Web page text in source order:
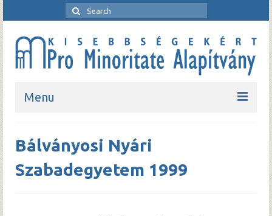
Menu
Bemutatkozó
Rendezvények
Bálványosi Nyári
Szabadegyetem 1999